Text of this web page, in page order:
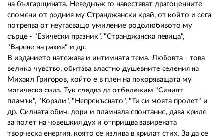
на българщината. Неведнъж го навестяват драгоценните
спомени от родния му Странджански край, от който и сега
потрепва от неугасващо умиление родолюбивото му
сърце - "Езически празник", "Странджанска певица",
"Варене на ракия" и др.
В изданието натежава и интимната тема. Любовта - това
велико чувство, обитава властно душевните селения на
Михаил Григоров, който е в плен на покоряващата му
магическа сила. Тук следва да отбележим "Синият
пламък", "Корали", "Непрекъснато", "Ти си моята пролет" и
др. Силната обич, дори и пламнала спонтанно, дава криле
за полет на човешкия дух и отприщва завирената
творческа енергия, която се излива в крилат стих. За да се